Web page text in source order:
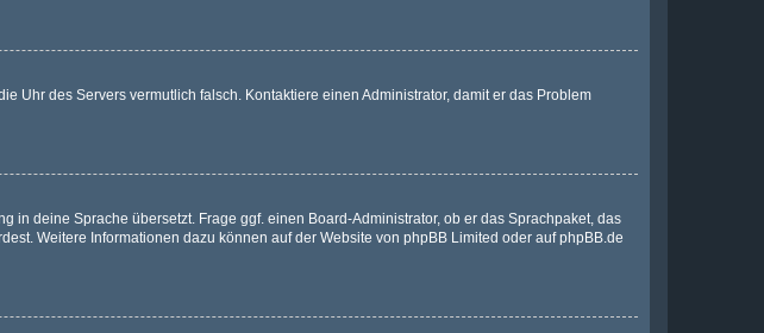
Uhr des Servers vermutlich falsch. Kontaktiere einen Administrator, damit er das Problem
deine Sprache übersetzt. Frage ggf. einen Board-Administrator, ob er das Sprachpaket, das
Weitere Informationen dazu können auf der Website von phpBB Limited oder aufphpBB.de